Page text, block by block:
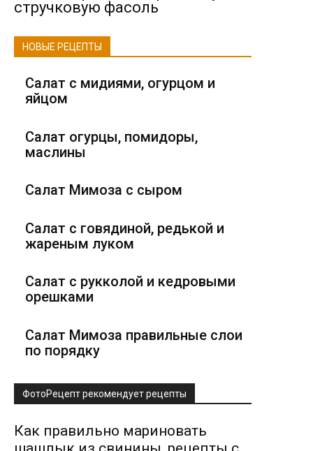
стручковую фасоль
НОВЫЕ РЕЦЕПТЫ
Салат с мидиями, огурцом и
яйцом
Салат огурцы, помидоры,
маслины
Салат Мимоза с сыром
Салат с говядиной, редькой и
жареным луком
Салат с рукколой и кедровыми
орешками
Салат Мимоза правильные слои
по порядку
ФотоРецепт рекомендует рецепты
Как правильно мариновать